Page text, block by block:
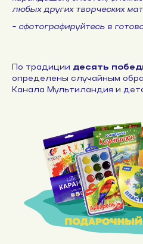
любых других творческих
- сфотографируйтесь в
По традиции десять
определены случайным
Канала Мультиландия и